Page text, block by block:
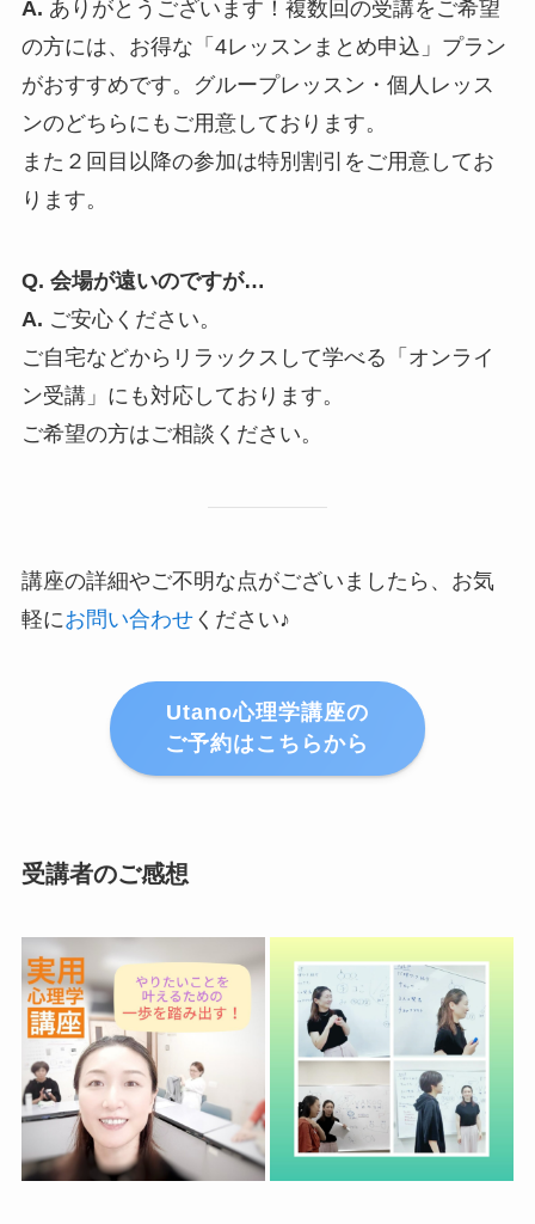
A. ありがとうございます！複数回の受講をご希望
の方には、お得な「4レッスンまとめ申込」プラン
がおすすめです。グループレッスン・個人レッス
ンのどちらにもご用意しております。
また２回目以降の参加は特別割引をご用意してお
ります。
Q. 会場が遠いのですが…
A. ご安心ください。
ご自宅などからリラックスして学べる「オンライ
ン受講」にも対応しております。
ご希望の方はご相談ください。
講座の詳細やご不明な点がございましたら、お気
軽にお問い合わせください♪
Utano心理学講座の
ご予約はこちらから
受講者のご感想